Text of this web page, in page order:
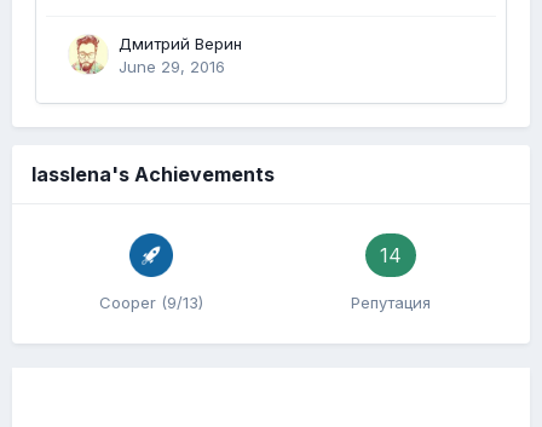
Дмитрий Верин
June 29, 2016
lasslena's Achievements
Cooper (9/13)
14
Репутация